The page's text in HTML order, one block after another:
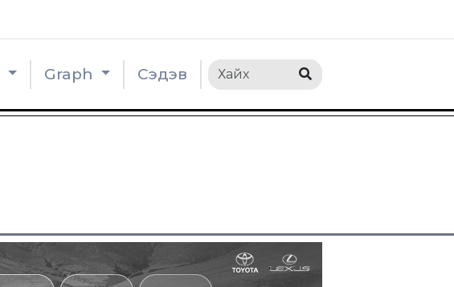
Graph Сэдэв